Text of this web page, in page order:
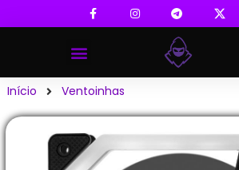
Início Ventoinhas